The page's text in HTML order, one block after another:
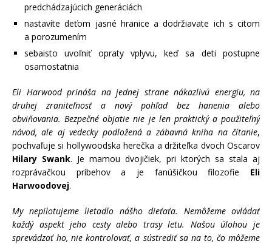
predchádzajúcich generáciách
nastavíte deťom jasné hranice a dodržiavate ich s citom
a porozumením
sebaisto uvoľniť opraty vplyvu, keď sa deti postupne
osamostatnia
Eli Harwood prináša na jednej strane nákazlivú energiu, na
druhej zraniteľnosť a nový pohľad bez hanenia alebo
obviňovania. Bezpečné objatie nie je len praktický a použiteľný
návod, ale aj vedecky podložená a zábavná kniha na čítanie,
pochvaľuje si hollywoodska herečka a držiteľka dvoch Oscarov
Hilary Swank. Je mamou dvojičiek, pri ktorých sa stala aj
rozprávačkou príbehov a je fanúšičkou filozofie Eli
Harwoodovej.
My nepilotujeme lietadlo nášho dieťaťa. Nemôžeme ovládať
každý aspekt jeho cesty alebo trasy letu. Našou úlohou je
sprevádzať ho, nie kontrolovať, a sústrediť sa na to, čo môžeme